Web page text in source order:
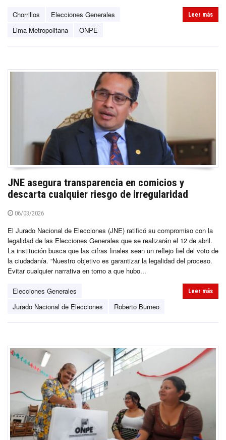
Chorrillos
Elecciones Generales
Lima Metropolitana
ONPE
Leer más
JNE asegura transparencia en comicios y
descarta cualquier riesgo de irregularidad
06/03/2026
El Jurado Nacional de Elecciones (JNE) ratificó su compromiso con la
legalidad de las Elecciones Generales que se realizarán el 12 de abril.
La institución busca que las cifras finales sean un reflejo fiel del voto de
la ciudadanía. “Nuestro objetivo es garantizar la legalidad del proceso.
Evitar cualquier narrativa en torno a que hubo...
Elecciones Generales
Jurado Nacional de Elecciones
Roberto Burneo
Leer más